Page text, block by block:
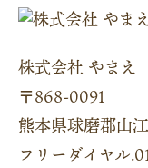
株式会社 やまえ
〒868-0091
熊本県球磨郡山
フリーダイヤル